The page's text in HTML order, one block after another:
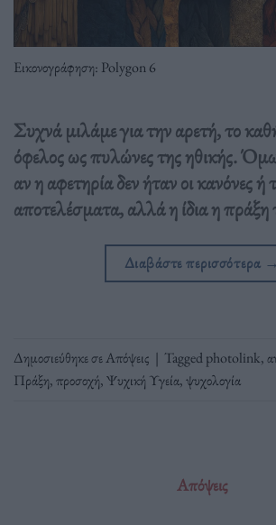
Εικονογράφηση: Polygon 6
Συχνά μιλάμε για την αρετή, το
όφελος ως πυλώνες της ηθικής.
αν η αφετηρία δεν ήταν οι κανόνες ή
αποτελέσματα, αλλά η ίδια η
Διαβάστε περισσότερα →
Δημοσιεύθηκε σεΑπόψεις | Taggedphotolink,
Πράξη,προσοχή,Ψυχική Υγεία,ψυχολογία
Απόψεις